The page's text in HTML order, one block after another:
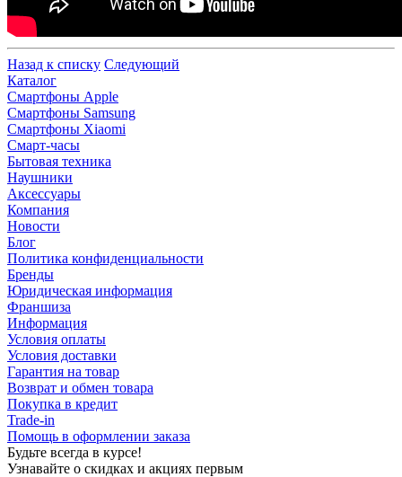
Назад к списку Следующий
Каталог
Смартфоны Apple
Смартфоны Samsung
Смартфоны Xiaomi
Смарт-часы
Бытовая техника
Наушники
Аксессуары
Компания
Новости
Блог
Политика конфиденциальности
Бренды
Юридическая информация
Франшиза
Информация
Условия оплаты
Условия доставки
Гарантия на товар
Возврат и обмен товара
Покупка в кредит
Trade-in
Помощь в оформлении заказа
Будьте всегда в курсе!
Узнавайте о скидках и акциях первым